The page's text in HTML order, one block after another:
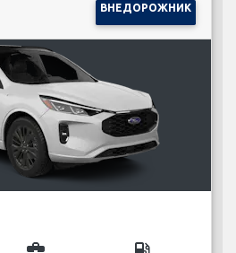
ВНЕДОРОЖНИК